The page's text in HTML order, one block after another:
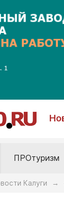
ПРОтуризм
Калуги →